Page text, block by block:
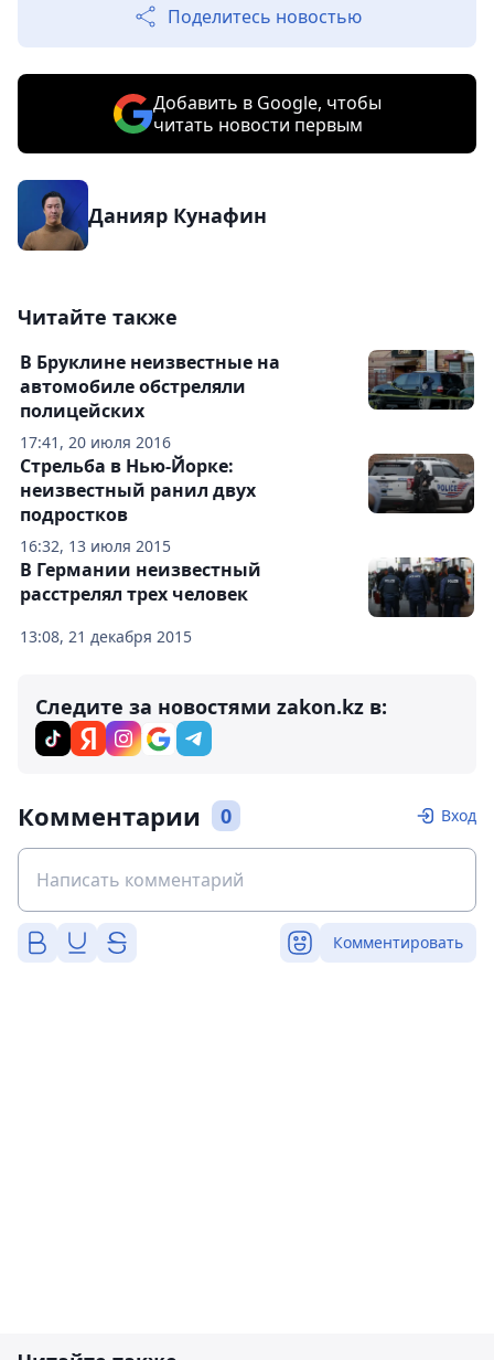
Поделитесь новостью
Добавить в Google, чтобы
читать новости первым
Данияр Кунафин
Читайте также
17:41, 20 июля 2016
В Бруклине неизвестные на
автомобиле обстреляли
полицейских
16:32, 13 июля 2015
Стрельба в Нью-Йорке:
неизвестный ранил двух
подростков
13:08, 21 декабря 2015
В Германии неизвестный
расстрелял трех человек
Следите за новостями zakon.kz в:
Комментарии 0 Вход
Комментировать